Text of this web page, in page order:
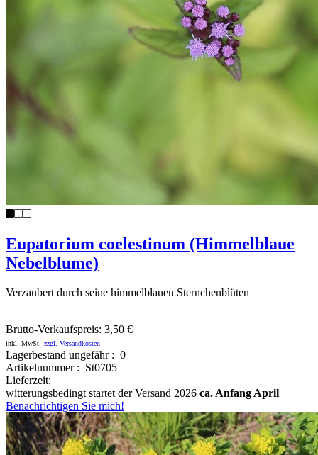
Eupatorium coelestinum (Himmelblaue
Nebelblume)
Verzaubert durch seine himmelblauen Sternchenblüten
Brutto-Verkaufspreis: 3,50 €
inkl. MwSt. zzgl. Versandkosten
Lagerbestand ungefähr : 0
Artikelnummer : St0705
Lieferzeit:
witterungsbedingt startet der Versand 2026 ca. Anfang April
Benachrichtigen Sie mich!